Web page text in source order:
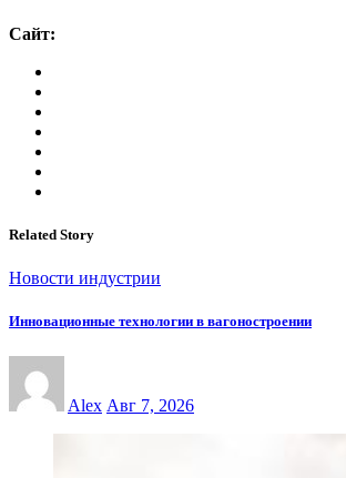
Сайт:
Related Story
Новости индустрии
Инновационные технологии в вагоностроении
Alex Авг 7, 2026